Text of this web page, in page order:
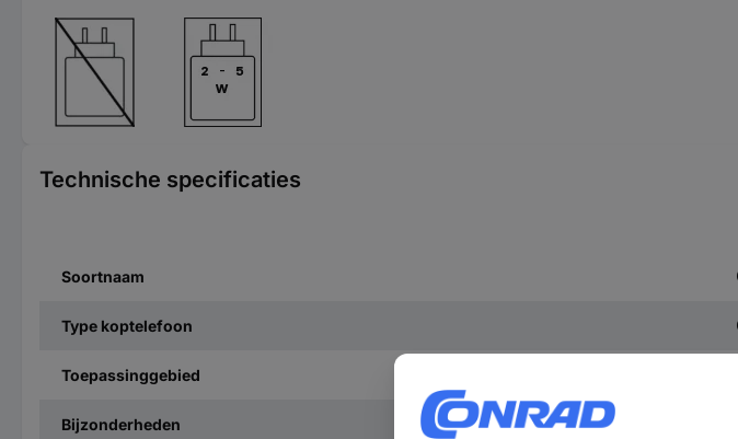
Technische specificaties
Soortnaam
Type koptelefoon
Toepassinggebied
Bijzonderheden